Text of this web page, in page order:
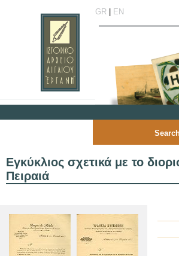
GR| EN
Εγκύκλιος σχετικά με το
Πειραιά